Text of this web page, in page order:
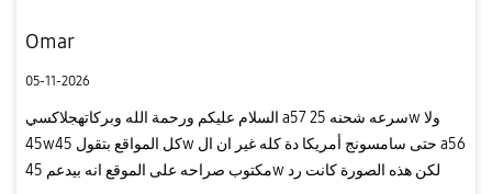
Omar
05-11-2026
السلام عليكم ورحمة الله وبركاتهجلاكسي a57 سرعه شحنه 25w ولا
45wكل المواقع بتقول 45w حتى سامسونج أمريكا دة كله غير ان ال a56
مكتوب صراحه على الموقع انه بيدعم 45w لكن هذه الصورة كانت رد